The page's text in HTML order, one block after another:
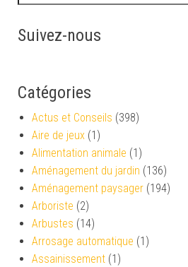
Suivez-nous
Catégories
Actus et Conseils (398)
Aire de jeux (1)
Alimentation animale (1)
Aménagement du jardin (136)
Aménagement paysager (194)
Arboriste (2)
Arbustes (14)
Arrosage automatique (1)
Assainissement (1)